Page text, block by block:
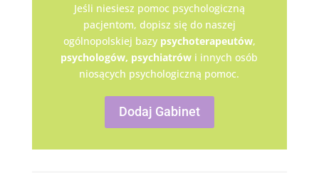
Jeśli niesiesz pomoc psychologiczną
pacjentom, dopisz się do naszej
ogólnopolskiej bazy psychoterapeutów,
psychologów, psychiatrów i innych osób
niosących psychologiczną pomoc.
Dodaj Gabinet